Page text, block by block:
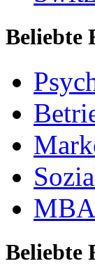
Beliebte
Beliebte